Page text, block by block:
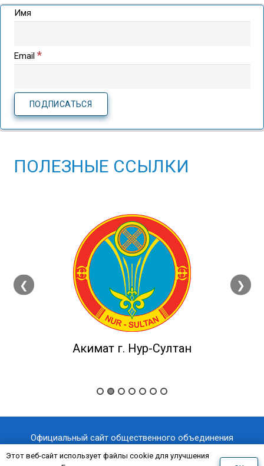
Имя
Email *
ПОЛЕЗНЫЕ ССЫЛКИ
❮
Акимат г. Нур-Султан
❯
Официальный сайт общественного объединения
«Казахстанский отраслевой профессиональный союз
Этот веб-сайт использует файлы cookie для улучшения